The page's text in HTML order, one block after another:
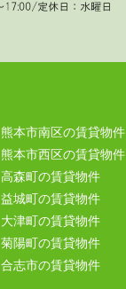
熊本市南区の賃貸物件
熊本市西区の賃貸物件
高森町の賃貸物件
益城町の賃貸物件
大津町の賃貸物件
菊陽町の賃貸物件
合志市の賃貸物件